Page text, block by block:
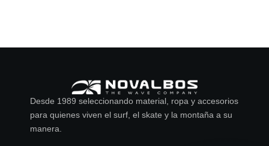
Desde 1989 seleccionando material, ropa y accesorios
para quienes viven el surf, el skate y la montaña a su
manera.